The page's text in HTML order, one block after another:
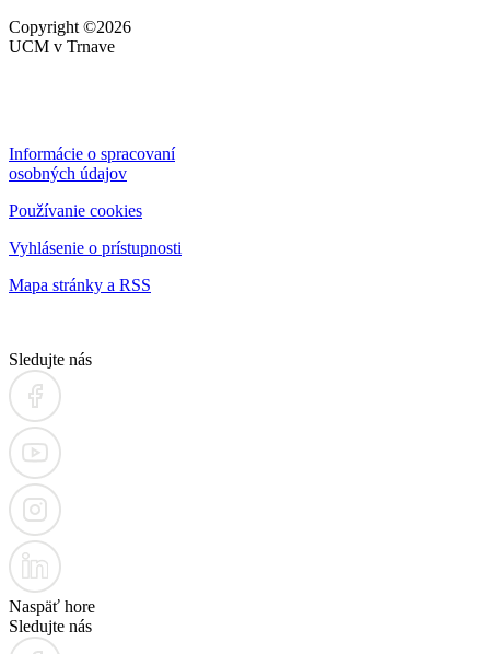
Copyright ©2026
UCM v Trnave
Informácie o spracovaní
osobných údajov
Používanie cookies
Vyhlásenie o prístupnosti
Mapa stránky a RSS
Sledujte nás
Naspäť hore
Sledujte nás